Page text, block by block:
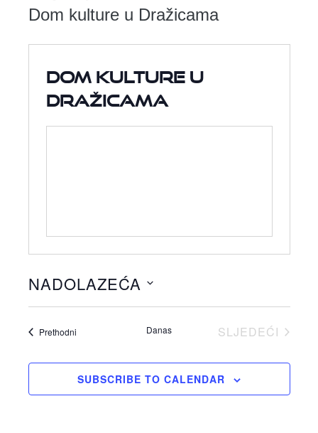
Dom kulture u Dražicama
Dom kulture u
Dražicama
NADOLAZEĆA
PrethodniDogađaji Danas
SLJEDEĆI
SUBSCRIBE TO CALENDAR